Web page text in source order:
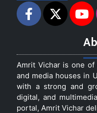
Amrit Vichar is one
and media houses in
with a strong and
digital, and
portal, Amrit Vichar